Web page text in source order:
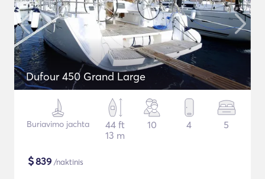
Dufour 450 Grand Large
Buriavimo jachta
44 ft
13 m
10 4 5
$839 /naktinis